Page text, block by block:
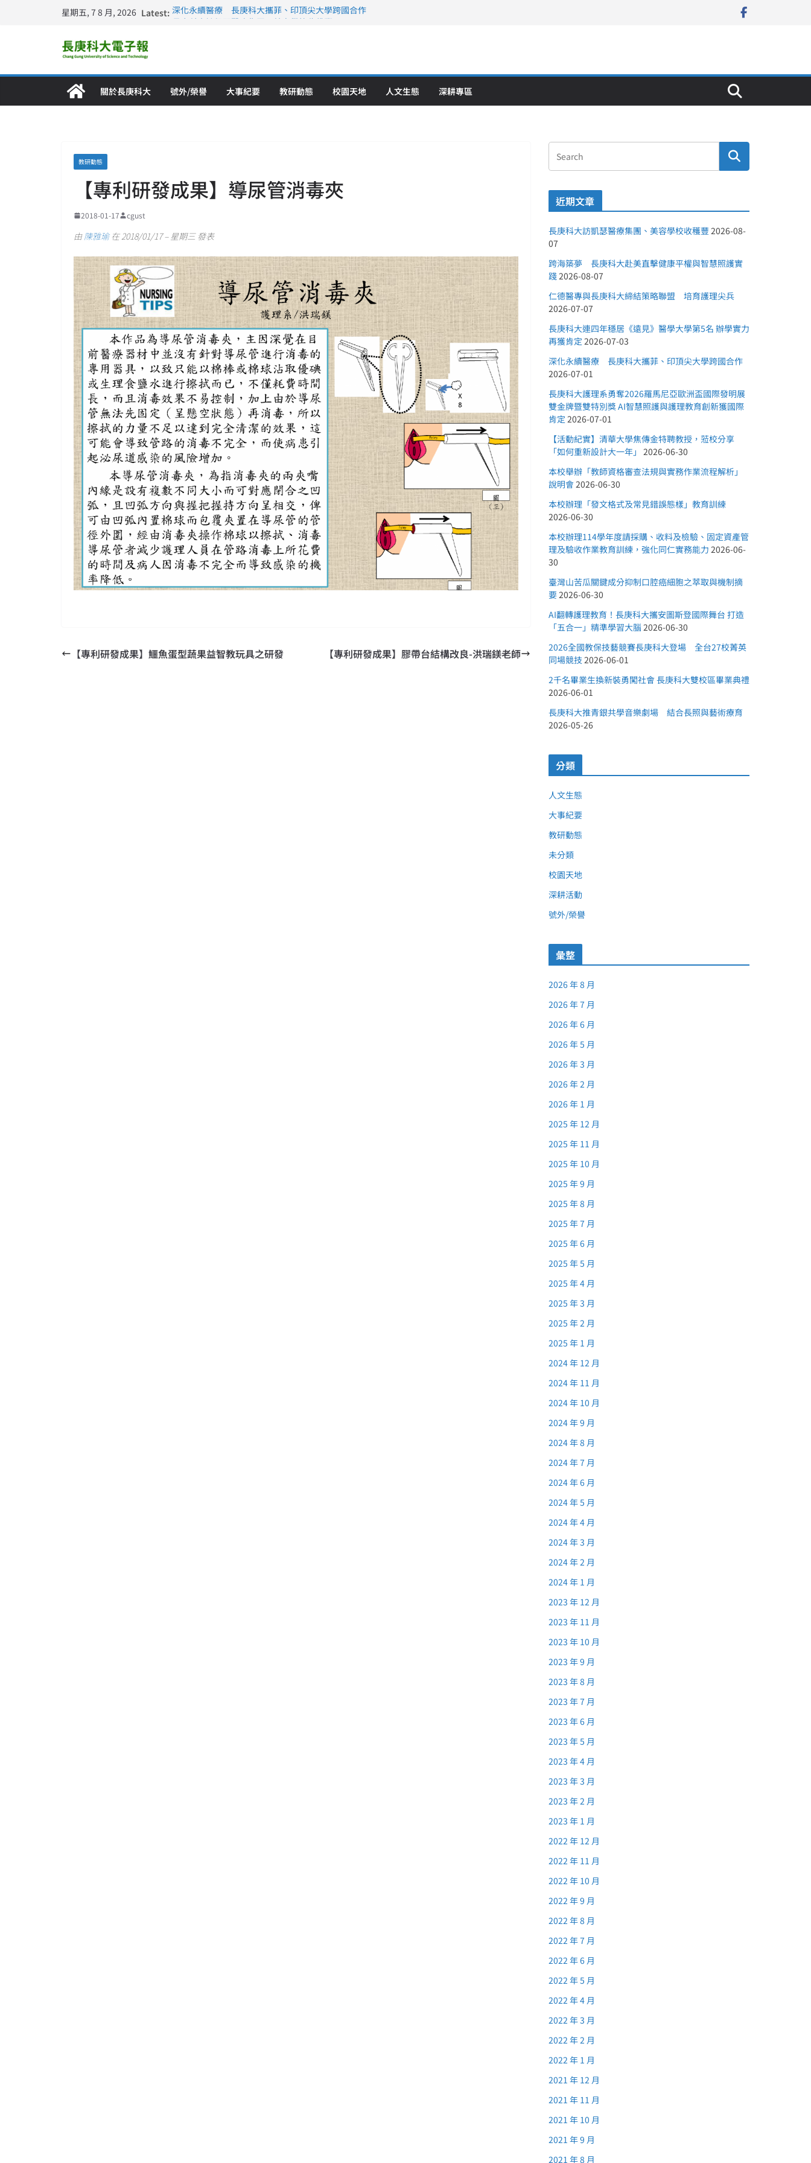
星期五, 7 8 月, 2026 Latest: 深化永續醫療 長庚科大攜菲、印頂尖大學跨國合作
關於長庚科大 號外/榮譽 大事紀要 教研動態 校園天地 人文生態 深耕專區
教研動態
【專利研發成果】導尿管消毒夾
2018-01-17 cgust
由陳雅瑜在 2018/01/17 – 星期三 發表
【專利研發成果】鱷魚蛋型蔬果益智教玩具之研發 【專利研發成果】膠帶台結構改良-洪瑞鎂老師
近期文章
長庚科大訪凱瑟醫療集團、美容學校收穫豐 2026-08-
07
跨海築夢 長庚科大赴美直擊健康平權與智慧照護實
踐2026-08-07
仁德醫專與長庚科大締結策略聯盟 培育護理尖兵
2026-07-07
長庚科大連四年穩居《遠見》醫學大學第5名 辦學實力
再獲肯定 2026-07-03
深化永續醫療 長庚科大攜菲、印頂尖大學跨國合作
2026-07-01
長庚科大護理系勇奪2026羅馬尼亞歐洲盃國際發明展
雙金牌暨雙特別獎 AI智慧照護與護理教育創新獲國際
肯定 2026-07-01
【活動紀實】清華大學焦傳金特聘教授，蒞校分享
「如何重新設計大一年」 2026-06-30
本校舉辦「教師資格審查法規與實務作業流程解析」
說明會2026-06-30
本校辦理「發文格式及常見錯誤態樣」教育訓練
2026-06-30
本校辦理114學年度請採購、收料及檢驗、固定資產管
理及驗收作業教育訓練，強化同仁實務能力 2026-06-
30
臺灣山苦瓜關鍵成分抑制口腔癌細胞之萃取與機制摘
要2026-06-30
AI翻轉護理教育！長庚科大攜安圖斯登國際舞台 打造
「五合一」精準學習大腦 2026-06-30
2026全國教保技藝競賽長庚科大登場 全台27校菁英
同場競技 2026-06-01
2千名畢業生換新裝勇闖社會 長庚科大雙校區畢業典禮
2026-06-01
長庚科大推青銀共學音樂劇場 結合長照與藝術療育
2026-05-26
分類
人文生態
大事紀要
教研動態
未分類
校園天地
深耕活動
號外/榮譽
彙整
2026 年 8 月
2026 年 7 月
2026 年 6 月
2026 年 5 月
2026 年 3 月
2026 年 2 月
2026 年 1 月
2025 年 12 月
2025 年 11 月
2025 年 10 月
2025 年 9 月
2025 年 8 月
2025 年 7 月
2025 年 6 月
2025 年 5 月
2025 年 4 月
2025 年 3 月
2025 年 2 月
2025 年 1 月
2024 年 12 月
2024 年 11 月
2024 年 10 月
2024 年 9 月
2024 年 8 月
2024 年 7 月
2024 年 6 月
2024 年 5 月
2024 年 4 月
2024 年 3 月
2024 年 2 月
2024 年 1 月
2023 年 12 月
2023 年 11 月
2023 年 10 月
2023 年 9 月
2023 年 8 月
2023 年 7 月
2023 年 6 月
2023 年 5 月
2023 年 4 月
2023 年 3 月
2023 年 2 月
2023 年 1 月
2022 年 12 月
2022 年 11 月
2022 年 10 月
2022 年 9 月
2022 年 8 月
2022 年 7 月
2022 年 6 月
2022 年 5 月
2022 年 4 月
2022 年 3 月
2022 年 2 月
2022 年 1 月
2021 年 12 月
2021 年 11 月
2021 年 10 月
2021 年 9 月
2021 年 8 月